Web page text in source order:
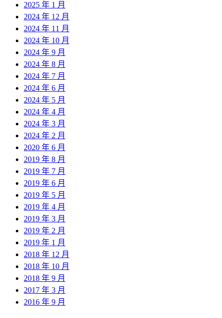
2025 年 1 月
2024 年 12 月
2024 年 11 月
2024 年 10 月
2024 年 9 月
2024 年 8 月
2024 年 7 月
2024 年 6 月
2024 年 5 月
2024 年 4 月
2024 年 3 月
2024 年 2 月
2020 年 6 月
2019 年 8 月
2019 年 7 月
2019 年 6 月
2019 年 5 月
2019 年 4 月
2019 年 3 月
2019 年 2 月
2019 年 1 月
2018 年 12 月
2018 年 10 月
2018 年 9 月
2017 年 3 月
2016 年 9 月